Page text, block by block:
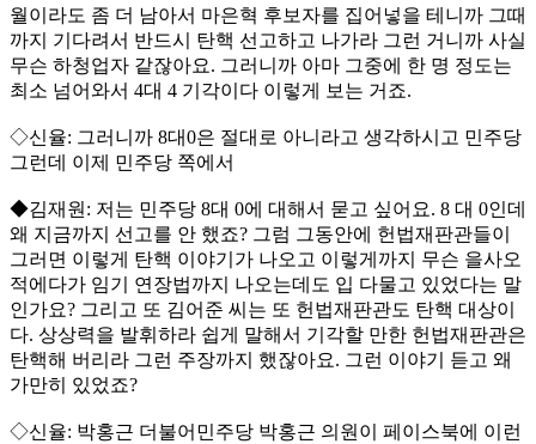
월이라도 좀 더 남아서 마은혁 후보자를 집어넣을 테니까 그때
까지 기다려서 반드시 탄핵 선고하고 나가라 그런 거니까 사실
무슨 하청업자 같잖아요. 그러니까 아마 그중에 한 명 정도는
최소 넘어와서 4대 4 기각이다 이렇게 보는 거죠.
◇신율: 그러니까 8대0은 절대로 아니라고 생각하시고 민주당
그런데 이제 민주당 쪽에서
◆김재원: 저는 민주당 8대 0에 대해서 묻고 싶어요. 8 대 0인데
왜 지금까지 선고를 안 했죠? 그럼 그동안에 헌법재판관들이
그러면 이렇게 탄핵 이야기가 나오고 이렇게까지 무슨 을사오
적에다가 임기 연장법까지 나오는데도 입 다물고 있었다는 말
인가요? 그리고 또 김어준 씨는 또 헌법재판관도 탄핵 대상이
다. 상상력을 발휘하라 쉽게 말해서 기각할 만한 헌법재판관은
탄핵해 버리라 그런 주장까지 했잖아요. 그런 이야기 듣고 왜
가만히 있었죠?
◇신율: 박홍근 더불어민주당 박홍근 의원이 페이스북에 이런